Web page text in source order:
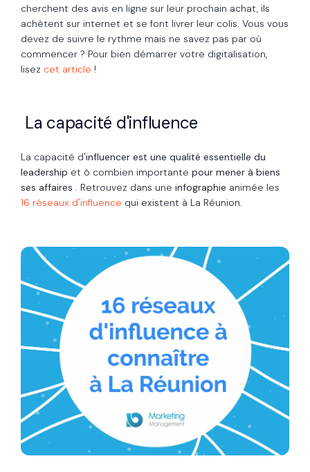
cherchent des avis en ligne sur leur prochain achat, ils
achètent sur internet et se font livrer leur colis. Vous vous
devez de suivre le rythme mais ne savez pas par où
commencer ? Pour bien démarrer votre digitalisation,
lisez cet article !
La capacité d'influence
La capacité d'influencer est une qualité essentielle du
leadership et ô combien importante pour mener à biens
ses affaires . Retrouvez dans une infographie animée les
16 réseaux d'influence qui existent à La Réunion.